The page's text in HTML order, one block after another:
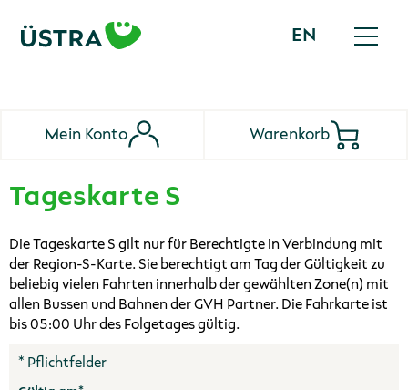
EN
English
Mein Konto Warenkorb
Tageskarte S
Die Tageskarte S gilt nur für Berechtigte in Verbindung mit
der Region-S-Karte. Sie berechtigt am Tag der Gültigkeit zu
beliebig vielen Fahrten innerhalb der gewählten Zone(n) mit
allen Bussen und Bahnen der GVH Partner. Die Fahrkarte ist
bis 05:00 Uhr des Folgetages gültig.
* Pflichtfelder